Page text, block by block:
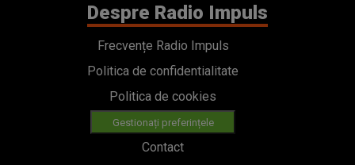
Despre Radio Impuls
Frecvențe Radio Impuls
Politica de confidentialitate
Politica de cookies
Gestionați preferințele
Contact